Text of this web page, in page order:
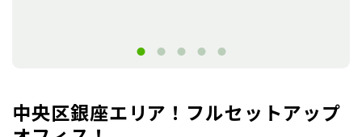
中央区銀座エリア！フルセットアップ